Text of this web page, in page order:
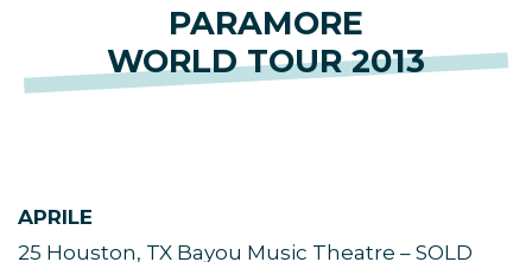
PARAMORE
WORLD TOUR 2013
APRILE
25 Houston, TX Bayou Music Theatre – SOLD